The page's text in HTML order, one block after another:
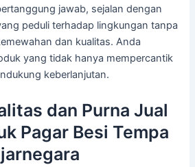
jawab, sejalan dengan
peduli terhadap lingkungan tanpa
dan kualitas. Anda
yang tidak hanya mempercantik
keberlanjutan.
dan Purna Jual
Pagar Besi Tempa